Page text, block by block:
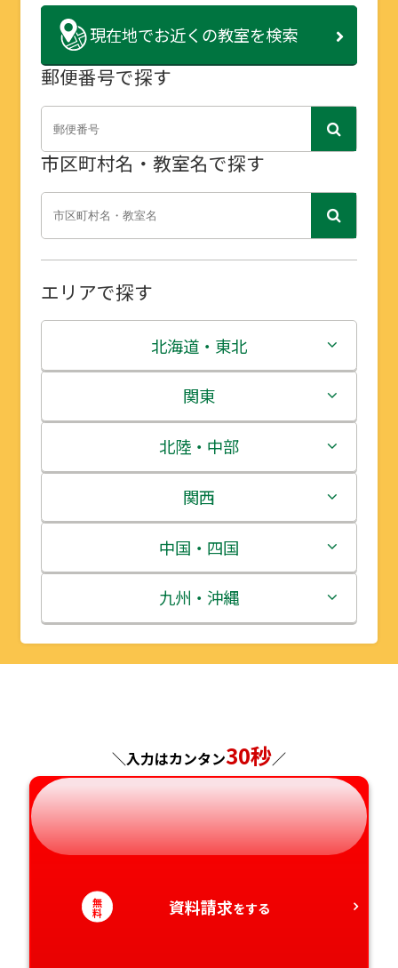
現在地でお近くの教室を検索
郵便番号で探す
市区町村名・教室名で探す
エリアで探す
北海道・東北
北海道
青森県
岩手県
宮城県
秋田県
山形県
関東
茨城県
栃木県
群馬県
埼玉県
千葉県
北陸・中部
新潟県
富山県
石川県
福井県
岐阜県
静岡県
関西
三重県
滋賀県
京都府
奈良県
和歌山県
中国・四国
鳥取県
島根県
山口県
徳島県
九州・沖縄
福岡県
熊本県
大分県
＼入力はカンタン30秒／
無
料 資料請求をする